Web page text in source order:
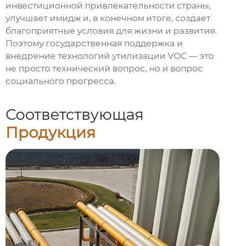
инвестиционной привлекательности страны,
улучшает имидж и, в конечном итоге, создает
благоприятные условия для жизни и развития.
Поэтому государственная поддержка и
внедрение технологий утилизации VOC — это
не просто технический вопрос, но и вопрос
социального прогресса.
Соответствующая
Продукция